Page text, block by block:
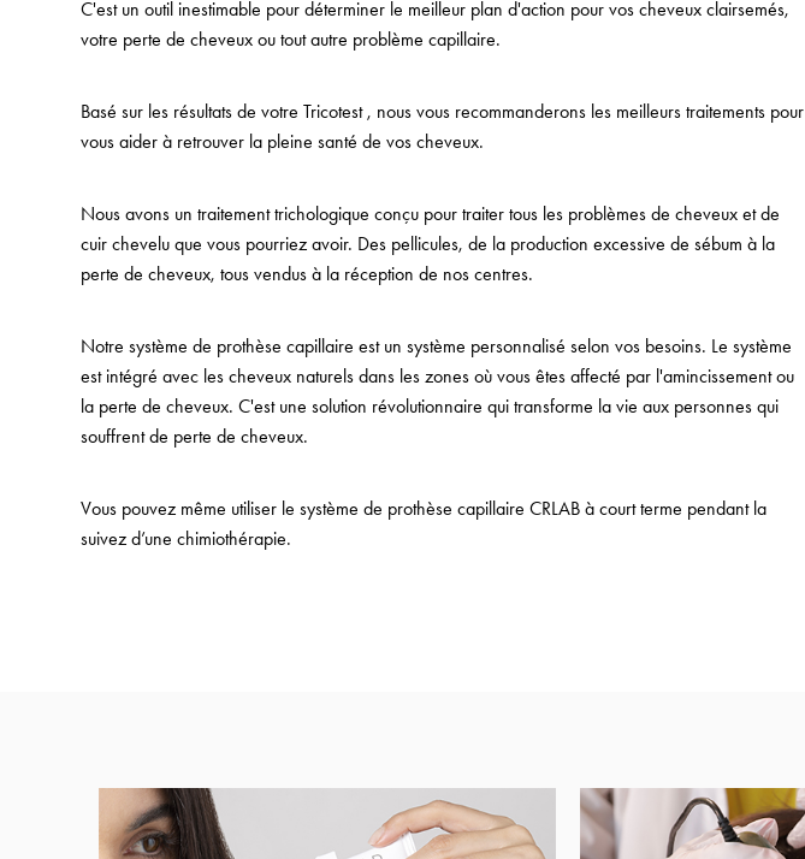
C'est un outil inestimable pour déterminer le meilleur plan d'action pour vos cheveux clairsemés,
votre perte de cheveux ou tout autre problème capillaire.
Basé sur les résultats de votre Tricotest , nous vous recommanderons les meilleurs traitements pour
vous aider à retrouver la pleine santé de vos cheveux.
Nous avons un traitement trichologique conçu pour traiter tous les problèmes de cheveux et de
cuir chevelu que vous pourriez avoir. Des pellicules, de la production excessive de sébum à la
perte de cheveux, tous vendus à la réception de nos centres.
Notre système de prothèse capillaire est un système personnalisé selon vos besoins. Le système
est intégré avec les cheveux naturels dans les zones où vous êtes affecté par l'amincissement ou
la perte de cheveux. C'est une solution révolutionnaire qui transforme la vie aux personnes qui
souffrent de perte de cheveux.
Vous pouvez même utiliser le système de prothèse capillaire CRLAB à court terme pendant la
suivez d’une chimiothérapie.